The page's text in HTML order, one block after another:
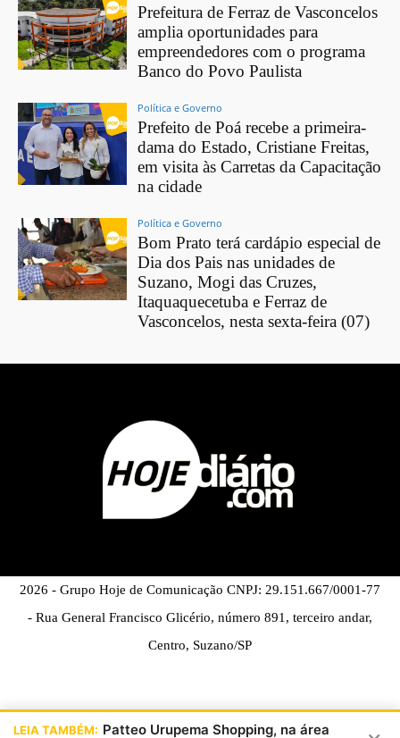
Prefeitura de Ferraz de Vasconcelos
amplia oportunidades para
empreendedores com o programa
Banco do Povo Paulista
Política e Governo
Prefeito de Poá recebe a primeira-
dama do Estado, Cristiane Freitas,
em visita às Carretas da Capacitação
na cidade
Política e Governo
Bom Prato terá cardápio especial de
Dia dos Pais nas unidades de
Suzano, Mogi das Cruzes,
Itaquaquecetuba e Ferraz de
Vasconcelos, nesta sexta-feira (07)
2026 - Grupo Hoje de Comunicação CNPJ: 29.151.667/0001-77
- Rua General Francisco Glicério, número 891, terceiro andar,
Centro, Suzano/SP
LEIA TAMBÉM: Patteo Urupema Shopping, na área